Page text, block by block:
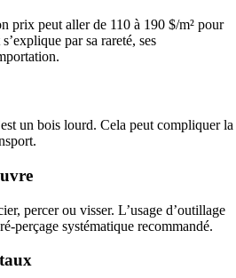
prix peut aller de 110 à 190 $/m² pour
par sa rareté, ses
un bois lourd. Cela peut compliquer la
percer ou visser. L’usage d’outillage
perçage systématique recommandé.